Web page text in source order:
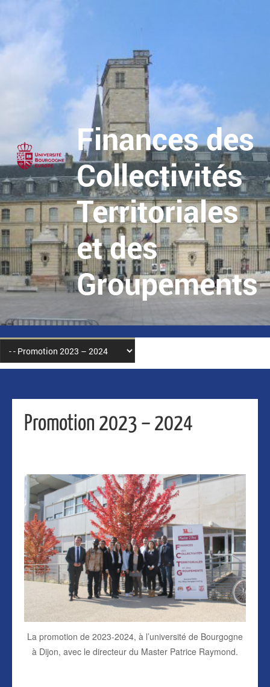
Finances des
Collectivités
Territoriales
et des
Groupements
Promotion 2023 – 2024
La promotion de 2023-2024, à l’université de Bourgogne
à Dijon, avec le directeur du Master Patrice Raymond.